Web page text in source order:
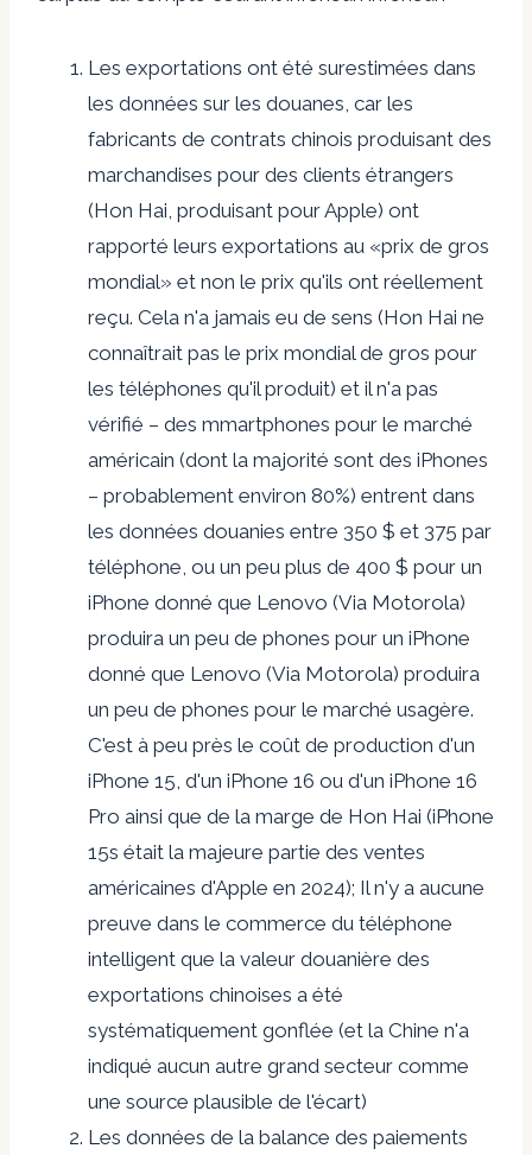
Les exportations ont été surestimées dans
les données sur les douanes, car les
fabricants de contrats chinois produisant des
marchandises pour des clients étrangers
(Hon Hai, produisant pour Apple) ont
rapporté leurs exportations au «prix de gros
mondial» et non le prix qu'ils ont réellement
reçu. Cela n'a jamais eu de sens (Hon Hai ne
connaîtrait pas le prix mondial de gros pour
les téléphones qu'il produit) et il n'a pas
vérifié – des mmartphones pour le marché
américain (dont la majorité sont des iPhones
– probablement environ 80%) entrent dans
les données douanies entre 350 $ et 375 par
téléphone, ou un peu plus de 400 $ pour un
iPhone donné que Lenovo (Via Motorola)
produira un peu de phones pour un iPhone
donné que Lenovo (Via Motorola) produira
un peu de phones pour le marché usagère.
C'est à peu près le coût de production d'un
iPhone 15, d'un iPhone 16 ou d'un iPhone 16
Pro ainsi que de la marge de Hon Hai (iPhone
15s était la majeure partie des ventes
américaines d'Apple en 2024); Il n'y a aucune
preuve dans le commerce du téléphone
intelligent que la valeur douanière des
exportations chinoises a été
systématiquement gonflée (et la Chine n'a
indiqué aucun autre grand secteur comme
une source plausible de l'écart)
Les données de la balance des paiements